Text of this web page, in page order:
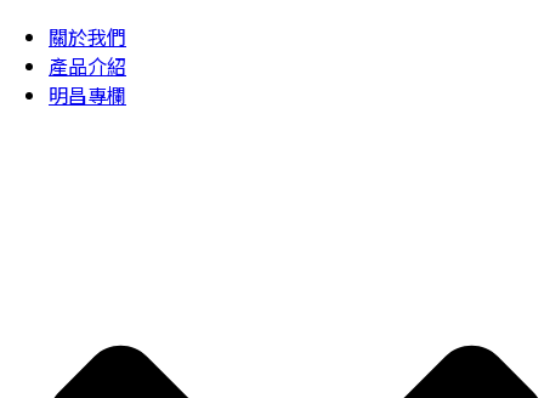
關於我們
產品介紹
明昌專欄